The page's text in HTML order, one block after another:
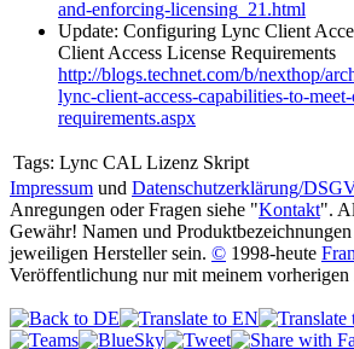
and-enforcing-licensing_21.html
Update: Configuring Lync Client
Client Access License Requirements
http://blogs.technet.com/b/nexthop/
lync-client-access-capabilities-to-
requirements.aspx
Tags: Lync CAL Lizenz Skript
Impressum und Datenschutzerklärung/
Anregungen oder Fragen siehe "Kontakt".
Gewähr! Namen und
jeweiligen Hersteller sein. © 1998-heute
Veröffentlichung nur mit meinem vorherigen